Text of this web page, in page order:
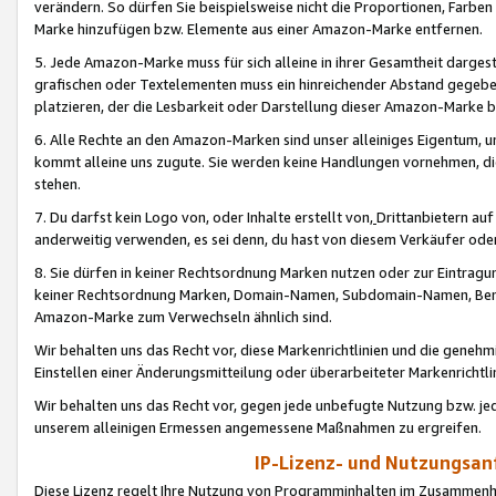
verändern. So dürfen Sie beispielsweise nicht die Proportionen,
Marke hinzufügen bzw. Elemente aus einer Amazon-Marke entfernen.
5. Jede Amazon-Marke muss für sich alleine in ihrer Gesamtheit
grafischen oder Textelementen muss ein hinreichender Abstand
platzieren, der die Lesbarkeit oder Darstellung dieser Amazon-Marke
6. Alle Rechte an den Amazon-Marken sind unser alleiniges
kommt alleine uns zugute. Sie werden keine Handlungen vornehmen,
stehen.
7. Du darfst kein Logo von, oder Inhalte erstellt von,Drittanbietern auf
anderweitig verwenden, es sei denn, du hast von diesem Verkäufer
8. Sie dürfen in keiner Rechtsordnung Marken nutzen oder zur
keiner Rechtsordnung Marken, Domain-Namen, Subdomain-Namen,
Amazon-Marke zum Verwechseln ähnlich sind.
Wir behalten uns das Recht vor, diese Markenrichtlinien und die
Einstellen einer Änderungsmitteilung oder überarbeiteter
Wir behalten uns das Recht vor, gegen jede unbefugte Nutzung bzw.
unserem alleinigen Ermessen angemessene Maßnahmen zu ergreifen.
IP-Lizenz- und
Diese Lizenz regelt Ihre Nutzung von Programminhalten im